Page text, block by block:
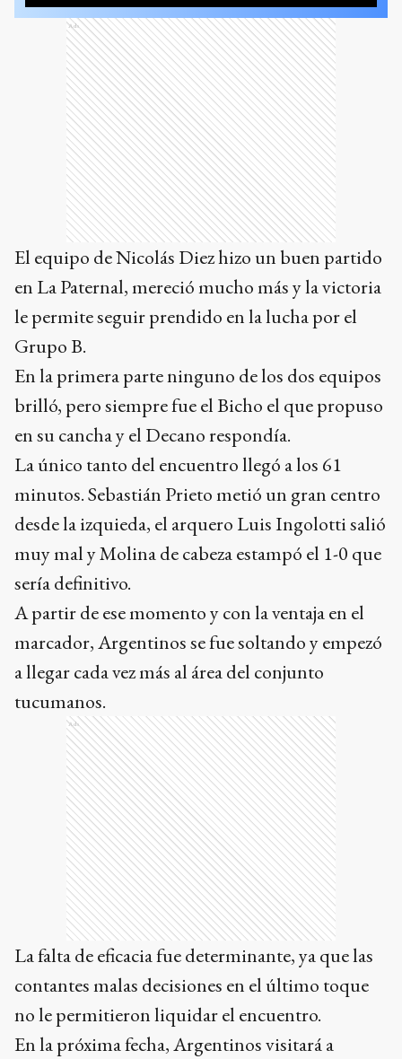
Ads
El equipo de Nicolás Diez hizo un buen partido
en La Paternal, mereció mucho más y la victoria
le permite seguir prendido en la lucha por el
Grupo B.
En la primera parte ninguno de los dos equipos
brilló, pero siempre fue el Bicho el que propuso
en su cancha y el Decano respondía.
La único tanto del encuentro llegó a los 61
minutos. Sebastián Prieto metió un gran centro
desde la izquieda, el arquero Luis Ingolotti salió
muy mal y Molina de cabeza estampó el 1-0 que
sería definitivo.
A partir de ese momento y con la ventaja en el
marcador, Argentinos se fue soltando y empezó
a llegar cada vez más al área del conjunto
tucumanos.
Ads
La falta de eficacia fue determinante, ya que las
contantes malas decisiones en el último toque
no le permitieron liquidar el encuentro.
En la próxima fecha, Argentinos visitará a